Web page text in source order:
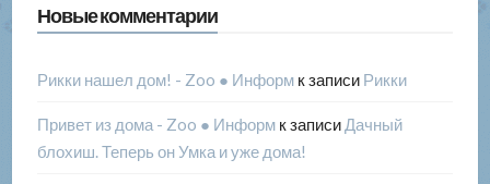
Новые комментарии
Рикки нашел дом! - Zoo ● Информк записи Рикки
Привет из дома - Zoo ● Информк записи Дачный
блохиш. Теперь он Умка и уже дома!